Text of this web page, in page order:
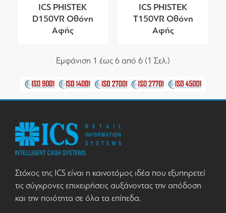
ICS PHISTEK
D150VR Οθόνη
Αφής
ICS PHISTEK
T150VR Οθόνη
Αφής
Εμφάνιση 1 έως 6 από 6 (1 Σελ.)
Στόχος της ICS είναι η καινοτόμος ιδέα που εξυπηρετεί
τις σύγχρονες επιχειρήσεις αυξάνοντας την απόδοση
και την ποιότητα σε όλα τα επίπεδα.